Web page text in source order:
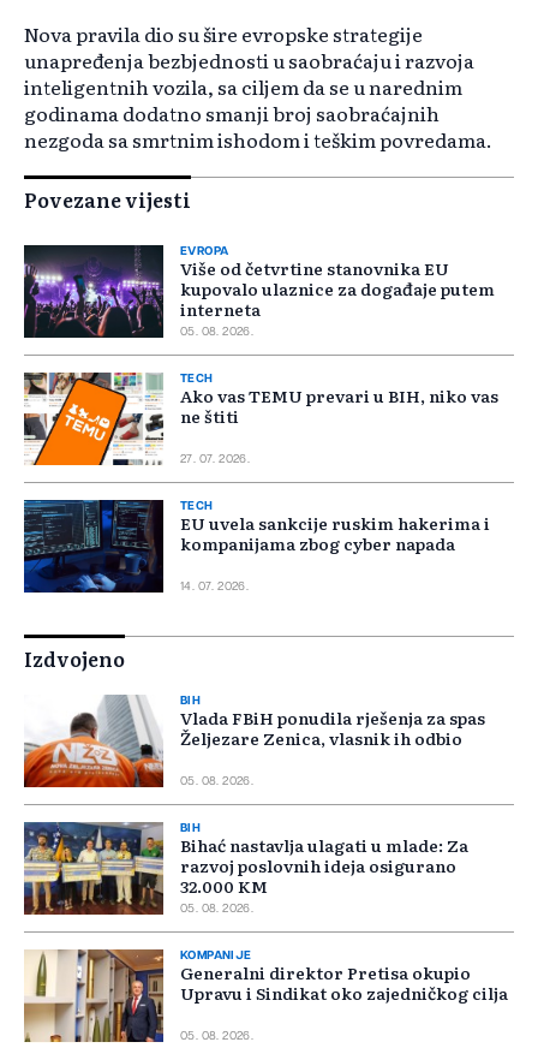
Nova pravila dio su šire evropske strategije
unapređenja bezbjednosti u saobraćaju i razvoja
inteligentnih vozila, sa ciljem da se u narednim
godinama dodatno smanji broj saobraćajnih
nezgoda sa smrtnim ishodom i teškim povredama.
Povezane vijesti
EVROPA
Više od četvrtine stanovnika EU
kupovalo ulaznice za događaje putem
interneta
05. 08. 2026.
TECH
Ako vas TEMU prevari u BIH, niko vas
ne štiti
27. 07. 2026.
TECH
EU uvela sankcije ruskim hakerima i
kompanijama zbog cyber napada
14. 07. 2026.
Izdvojeno
BIH
Vlada FBiH ponudila rješenja za spas
Željezare Zenica, vlasnik ih odbio
05. 08. 2026.
BIH
Bihać nastavlja ulagati u mlade: Za
razvoj poslovnih ideja osigurano
32.000 KM
05. 08. 2026.
KOMPANIJE
Generalni direktor Pretisa okupio
Upravu i Sindikat oko zajedničkog cilja
05. 08. 2026.